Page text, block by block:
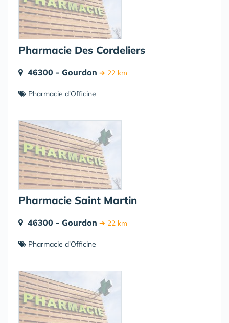
Pharmacie Des Cordeliers
46300 - Gourdon ➔ 22 km
Pharmacie d'Officine
Pharmacie Saint Martin
46300 - Gourdon ➔ 22 km
Pharmacie d'Officine